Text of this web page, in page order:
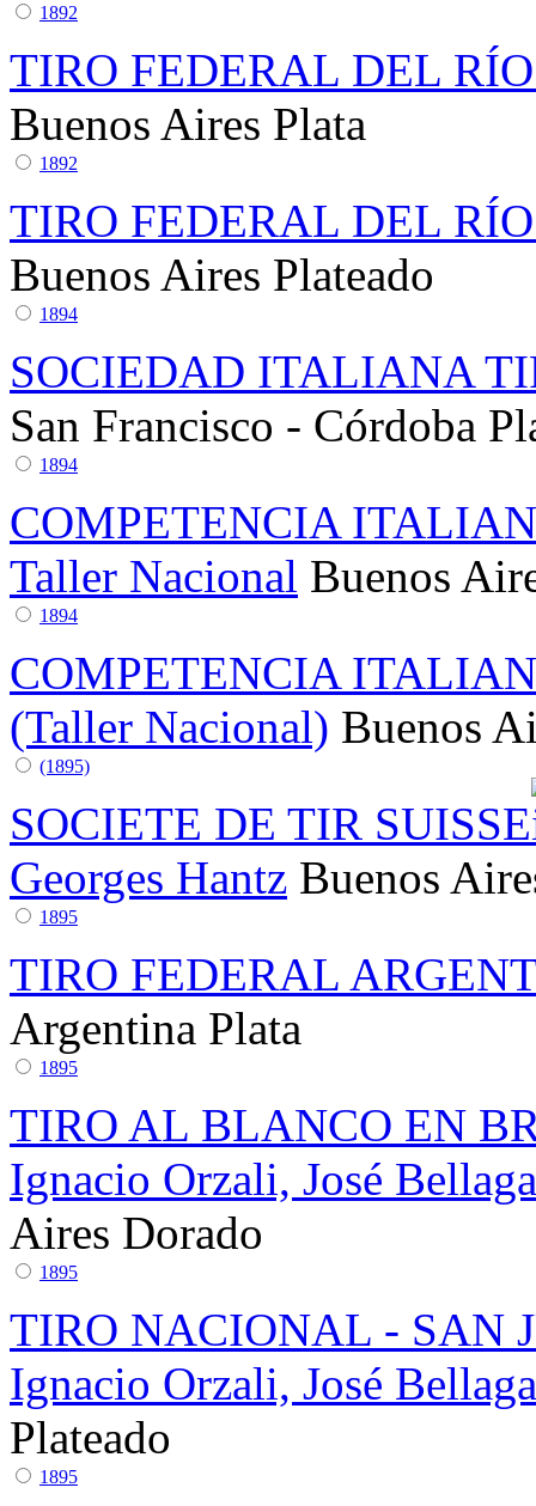
1892
TIRO FEDERAL DEL
Buenos Aires Plata
1892
TIRO FEDERAL DEL
Buenos Aires Plateado
1894
SOCIEDAD ITALIANA
San Francisco - Córdoba
1894
COMPETENCIA
Taller Nacional Buenos
1894
COMPETENCIA
(Taller Nacional) Buenos
(1895)
SOCIETE DE TIR SUISSE
Georges Hantz Buenos
1895
TIRO FEDERAL
Argentina Plata
1895
TIRO AL BLANCO EN
Ignacio Orzali, José
Aires Dorado
1895
TIRO NACIONAL - SAN
Ignacio Orzali, José
Plateado
1895